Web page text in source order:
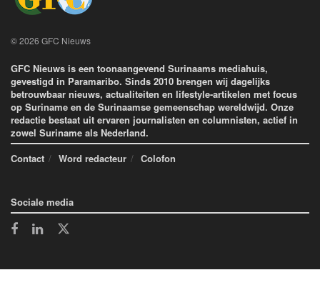
© 2026 GFC Nieuws
GFC Nieuws is een toonaangevend Surinaams mediahuis,
gevestigd in Paramaribo. Sinds 2010 brengen wij dagelijks
betrouwbaar nieuws, actualiteiten en lifestyle-artikelen met focus
op Suriname en de Surinaamse gemeenschap wereldwijd. Onze
redactie bestaat uit ervaren journalisten en columnisten, actief in
zowel Suriname als Nederland.
Contact
Word redacteur Colofon
Sociale media